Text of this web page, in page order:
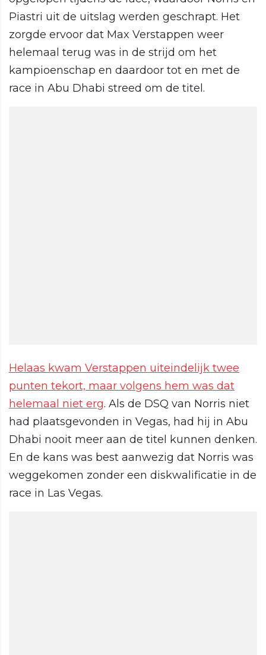
Piastri uit de uitslag werden geschrapt. Het
zorgde ervoor dat Max Verstappen weer
helemaal terug was in de strijd om het
kampioenschap en daardoor tot en met de
race in Abu Dhabi streed om de titel.
Helaas kwam Verstappen uiteindelijk twee
punten tekort, maar volgens hem was dat
helemaal niet erg. Als de DSQ van Norris niet
had plaatsgevonden in Vegas, had hij in Abu
Dhabi nooit meer aan de titel kunnen denken.
En de kans was best aanwezig dat Norris was
weggekomen zonder een diskwalificatie in de
race in Las Vegas.